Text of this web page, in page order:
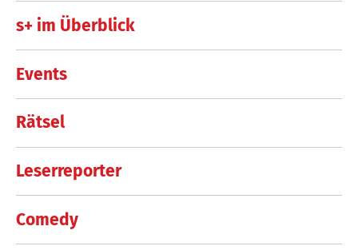
s+ im Überblick
Events
Rätsel
Leserreporter
Comedy